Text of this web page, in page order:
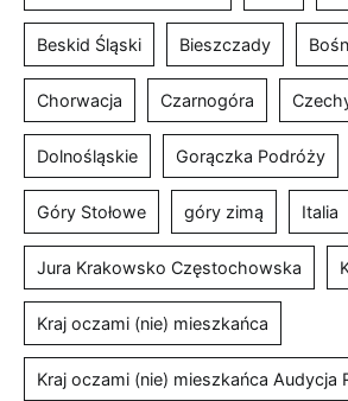
Beskid Śląski Bieszczady
Chorwacja Czarnogóra
Dolnośląskie Gorączka Podróży
Góry Stołowe góry zimą Italia
Jura Krakowsko Częstochowska
Kraj oczami (nie) mieszkańca
Kraj oczami (nie) mieszkańca Audycja